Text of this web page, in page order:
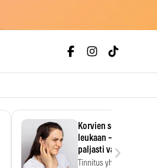
Korvien soiminen
leukaan – 47 349
paljasti vahvan
Tinnitus yhdistetään
›